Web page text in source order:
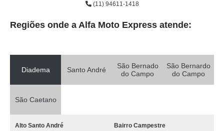
(11) 94611-1418
Regiões onde a Alfa Moto Express atende:
Diadema Santo André
São Bernado
do Campo
São Bernardo
do Campo
São Caetano
Alto Santo André Bairro Campestre